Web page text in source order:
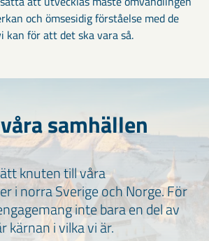
och ömsesidig förståelse med de
kan för att det ska vara så.
samhällen
knuten till våra
i norra Sverige och Norge. För
inte bara en del av
kärnan i vilka vi är.